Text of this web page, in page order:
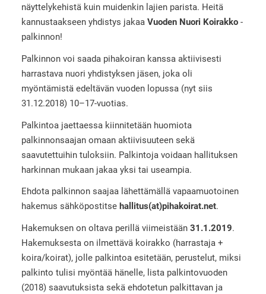
näyttelykehistä kuin muidenkin lajien parista. Heitä
kannustaakseen yhdistys jakaa Vuoden Nuori Koirakko -
palkinnon!
Palkinnon voi saada pihakoiran kanssa aktiivisesti
harrastava nuori yhdistyksen jäsen, joka oli
myöntämistä edeltävän vuoden lopussa (nyt siis
31.12.2018) 10–17-vuotias.
Palkintoa jaettaessa kiinnitetään huomiota
palkinnonsaajan omaan aktiivisuuteen sekä
saavutettuihin tuloksiin. Palkintoja voidaan hallituksen
harkinnan mukaan jakaa yksi tai useampia.
Ehdota palkinnon saajaa lähettämällä vapaamuotoinen
hakemus sähköpostitse hallitus(at)pihakoirat.net.
Hakemuksen on oltava perillä viimeistään 31.1.2019.
Hakemuksesta on ilmettävä koirakko (harrastaja +
koira/koirat), jolle palkintoa esitetään, perustelut, miksi
palkinto tulisi myöntää hänelle, lista palkintovuoden
(2018) saavutuksista sekä ehdotetun palkittavan ja